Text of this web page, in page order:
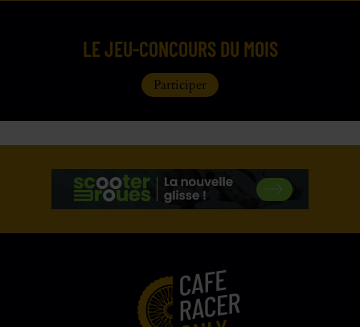
LE JEU-CONCOURS DU MOIS
Participer